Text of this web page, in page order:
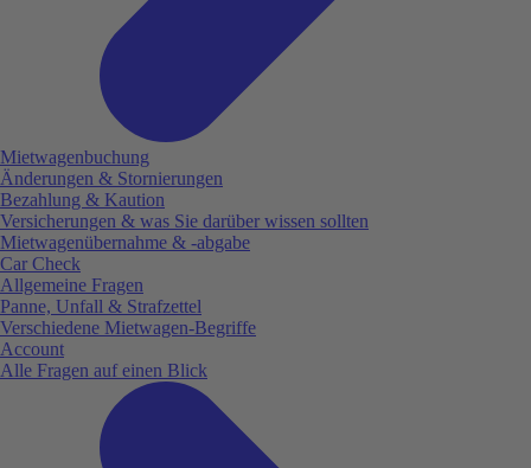
Mietwagenbuchung
Änderungen & Stornierungen
Bezahlung & Kaution
Versicherungen & was Sie darüber wissen sollten
Mietwagenübernahme & -abgabe
Car Check
Allgemeine Fragen
Panne, Unfall & Strafzettel
Verschiedene Mietwagen-Begriffe
Account
Alle Fragen auf einen Blick